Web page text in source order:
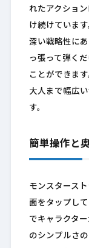
れたアクショ
け続けていま
深い戦略性に
っ張って弾く
ことができま
大人まで幅広
す。
簡単操作と
モンスタース
面をタップし
でキャラクタ
のシンプルさ